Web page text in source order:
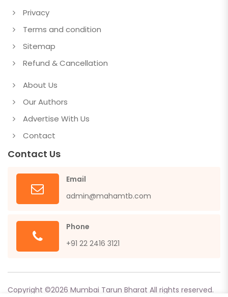
Privacy
Terms and condition
Sitemap
Refund & Cancellation
About Us
Our Authors
Advertise With Us
Contact
Contact Us
Email
admin@mahamtb.com
Phone
+91 22 2416 3121
Copyright ©2026 Mumbai Tarun Bharat All rights reserved.